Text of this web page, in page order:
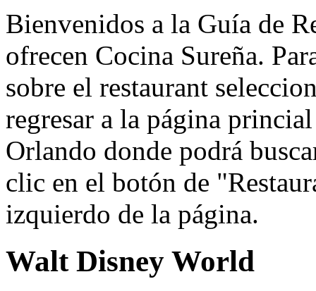
Bienvenidos a la Guía de
ofrecen Cocina Sureña.
sobre el restaurant
regresar a la página
Orlando donde podrá
clic en el botón de
izquierdo de la página.
Walt Disney World